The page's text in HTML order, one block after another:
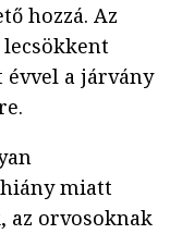
hozzá. Az
a járvány
miatt
az orvosoknak